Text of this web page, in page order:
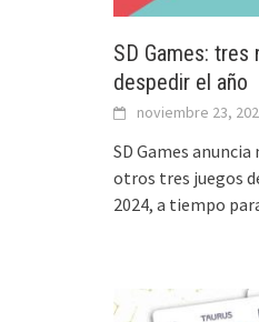
SD Games:
despedir el año
noviembre 23,
SD Games
otros tres juegos
2024, a tiempo